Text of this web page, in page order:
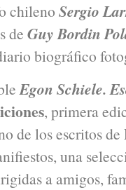
chileno Sergio
de Guy Bordin
biográfico
Egon Schiele.
, primera
de los escritos
una
a amigos,